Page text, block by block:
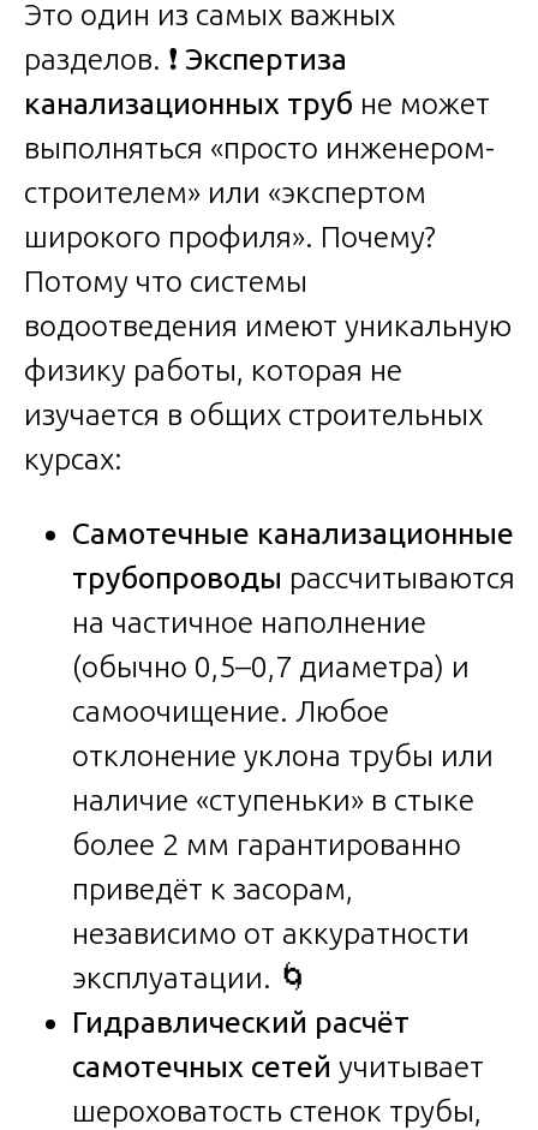
Это один из самых важных
разделов. ❗ Экспертиза
канализационных труб не может
выполняться «просто инженером-
строителем» или «экспертом
широкого профиля». Почему?
Потому что системы
водоотведения имеют уникальную
физику работы, которая не
изучается в общих строительных
курсах:
Самотечные канализационные
трубопроводы рассчитываются
на частичное наполнение
(обычно 0,5–0,7 диаметра) и
самоочищение. Любое
отклонение уклона трубы или
наличие «ступеньки» в стыке
более 2 мм гарантированно
приведёт к засорам,
независимо от аккуратности
эксплуатации. 🌀
Гидравлический расчёт
самотечных сетей учитывает
шероховатость стенок трубы,